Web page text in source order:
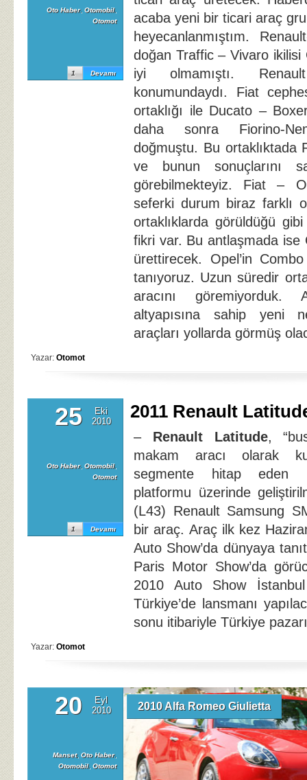
Oto Haber, Otomobil,
Otomot
Devamı
1
acaba yeni bir ticari araç
heyecanlanmıştım.
doğan Traffic – Vivaro ikilisi
iyi olmamıştı.
konumundaydı. Fiat
ortaklığı ile Ducato –
daha sonra Fiorino-
doğmuştu. Bu ortaklıktada
ve bunun sonuçlarını
görebilmekteyiz. Fiat –
seferki durum biraz farklı
ortaklıklarda görüldüğü
fikri var. Bu antlaşmada ise
ürettirecek. Opel’in
tanıyoruz. Uzun süredir
aracını
altyapısına sahip yeni
araçları yollarda görmüş
Yazar: Otomot
25
Eki
2010
Oto Haber, Otomobil,
Otomot
Devamı
1
2011 Renault
– Renault Latitude,
makam aracı olarak
segmente hitap eden
platformu üzerinde
(L43) Renault Samsung
bir araç. Araç ilk kez
Auto Show’da dünyaya
Paris Motor Show’da
2010 Auto Show
Türkiye’de lansmanı
sonu itibariyle Türkiye
Yazar: Otomot
20
Eyl
2010
Manset, Oto Haber,
Otomobil, Otomot
2010 Alfa Romeo Giulietta